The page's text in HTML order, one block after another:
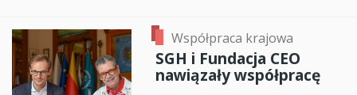
Współpraca krajowa
SGH i Fundacja CEO
nawiązały współpracę